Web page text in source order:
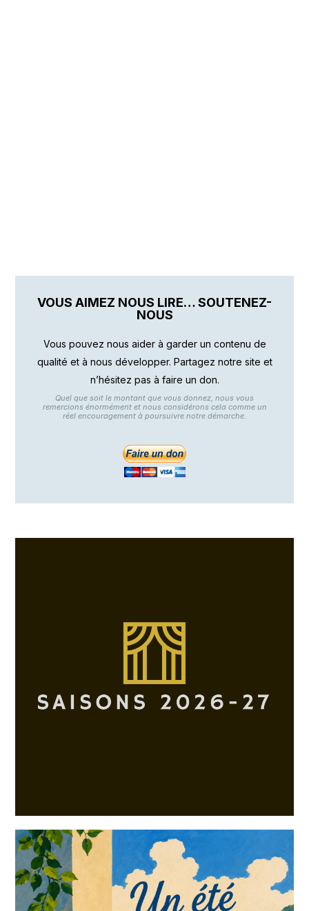
VOUS AIMEZ NOUS LIRE… SOUTENEZ-
NOUS
Vous pouvez nous aider à garder un contenu de
qualité et à nous développer. Partagez notre site et
n’hésitez pas à faire un don.
Quel que soit le montant que vous donnez, nous vous
remercions énormément et nous considérons cela comme un
réel encouragement à poursuivre notre démarche.